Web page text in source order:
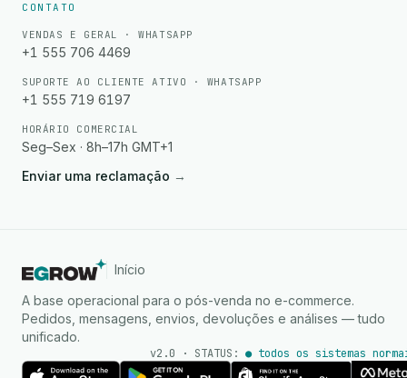
CONTATO
VENDAS E GERAL · WHATSAPP
+1 555 706 4469
SUPORTE AO CLIENTE ATIVO · WHATSAPP
+1 555 719 6197
HORÁRIO COMERCIAL
Seg–Sex · 8h–17h GMT+1
Enviar uma reclamação →
Início
A base operacional para o pós-venda no e-commerce.
Pedidos, mensagens, envios, devoluções e análises — tudo
unificado.
v2.0 · STATUS: ● todos os sistemas